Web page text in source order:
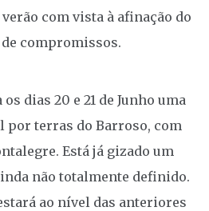
com vista à afinação do
compromissos.
dias 20 e 21 de Junho uma
por terras do Barroso, com
Está já gizado um
não totalmente definido.
ao nível das anteriores